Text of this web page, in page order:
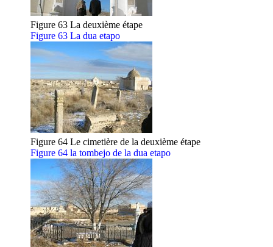
Figure 63 La deuxième étape
Figure 63 La dua etapo
Figure 64 Le cimetière de la deuxième étape
Figure 64 la tombejo de la dua etapo